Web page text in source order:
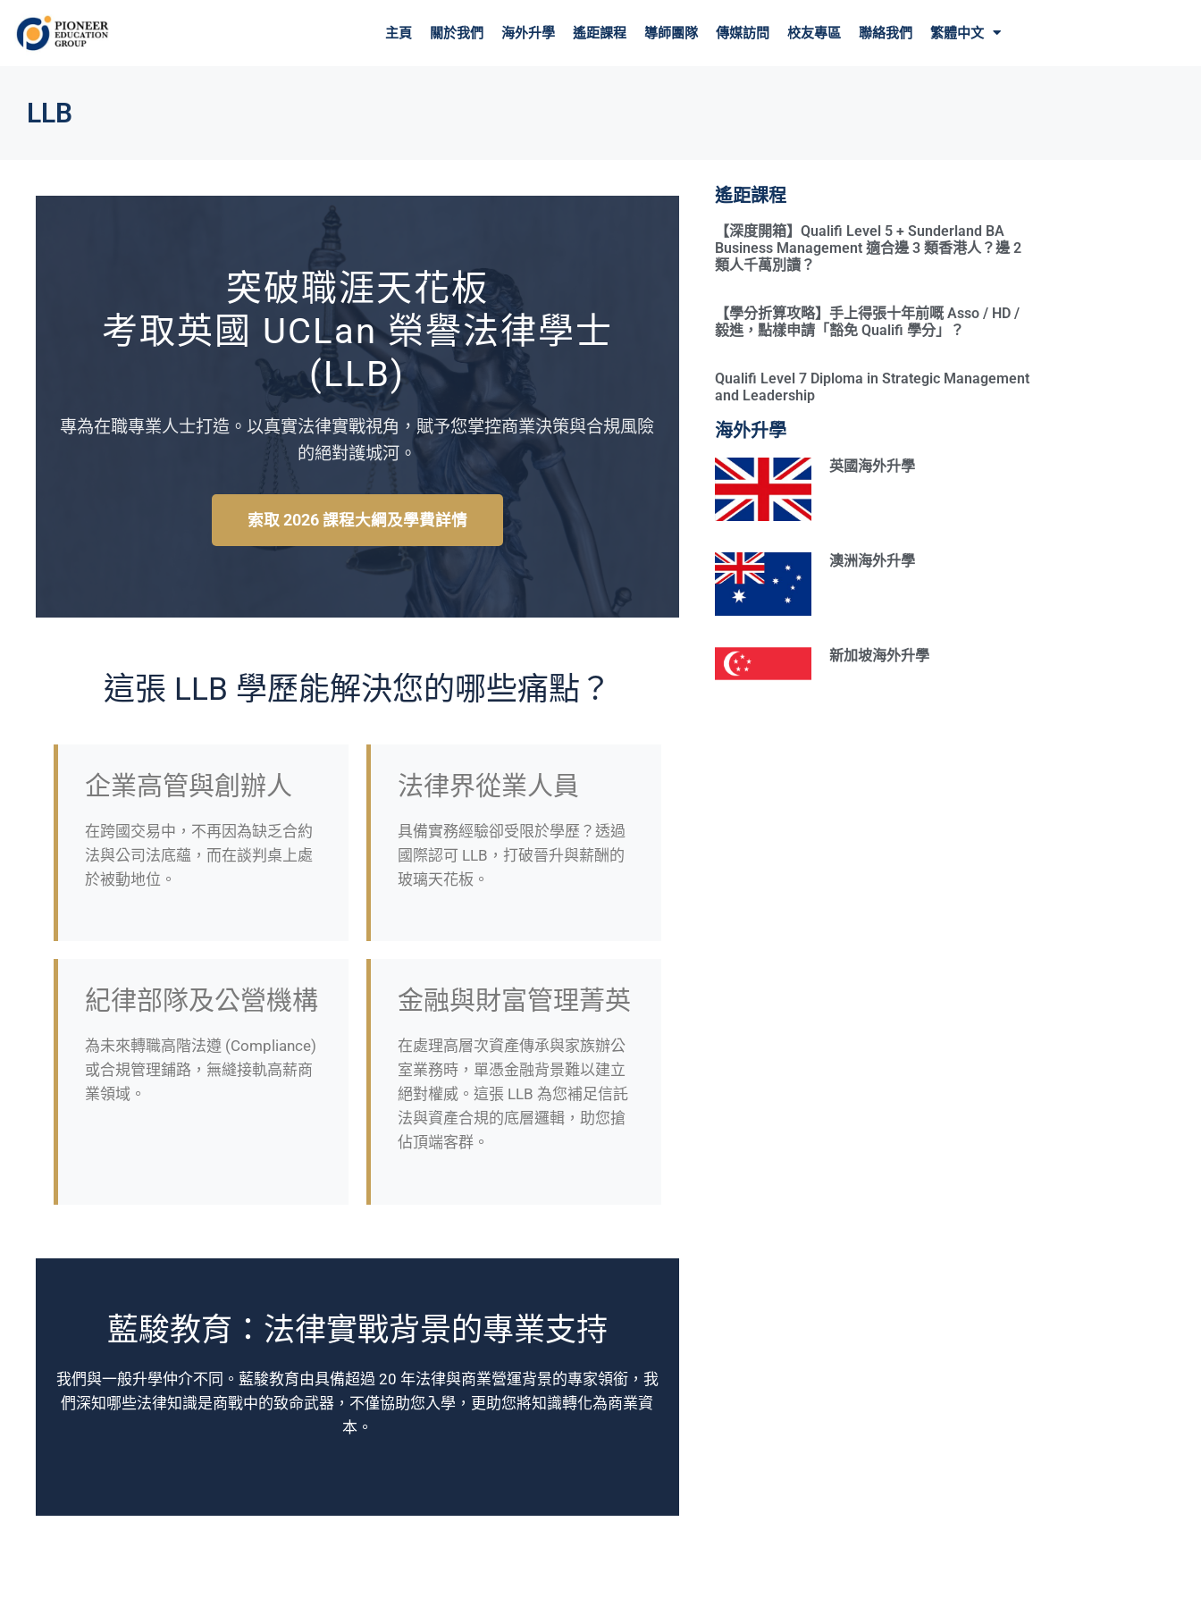
主頁 關於我們 海外升學 遙距課程 導師團隊 傳媒訪問 校友專區 聯絡我們 繁體中文
LLB
突破職涯天花板
考取英國 UCLan 榮譽法律學士
(LLB)
專為在職專業人士打造。以真實法律實戰視角，賦予您掌控商業決策與合規風險
的絕對護城河。
索取 2026 課程大綱及學費詳情
這張 LLB 學歷能解決您的哪些痛點？
企業高管與創辦人
在跨國交易中，不再因為缺乏合約
法與公司法底蘊，而在談判桌上處
於被動地位。
法律界從業人員
具備實務經驗卻受限於學歷？透過
國際認可 LLB，打破晉升與薪酬的
玻璃天花板。
紀律部隊及公營機構
為未來轉職高階法遵 (Compliance)
或合規管理鋪路，無縫接軌高薪商
業領域。
金融與財富管理菁英
在處理高層次資產傳承與家族辦公
室業務時，單憑金融背景難以建立
絕對權威。這張 LLB 為您補足信託
法與資產合規的底層邏輯，助您搶
佔頂端客群。
藍駿教育：法律實戰背景的專業支持
我們與一般升學仲介不同。藍駿教育由具備超過 20 年法律與商業營運背景的專家領銜，我
們深知哪些法律知識是商戰中的致命武器，不僅協助您入學，更助您將知識轉化為商業資
本。
遙距課程
【深度開箱】Qualifi Level 5 + Sunderland BA
Business Management 適合邊 3 類香港人？邊 2
類人千萬別讀？
【學分折算攻略】手上得張十年前嘅 Asso / HD /
毅進，點樣申請「豁免 Qualifi 學分」？
Qualifi Level 7 Diploma in Strategic Management
and Leadership
海外升學
英國海外升學
澳洲海外升學
新加坡海外升學